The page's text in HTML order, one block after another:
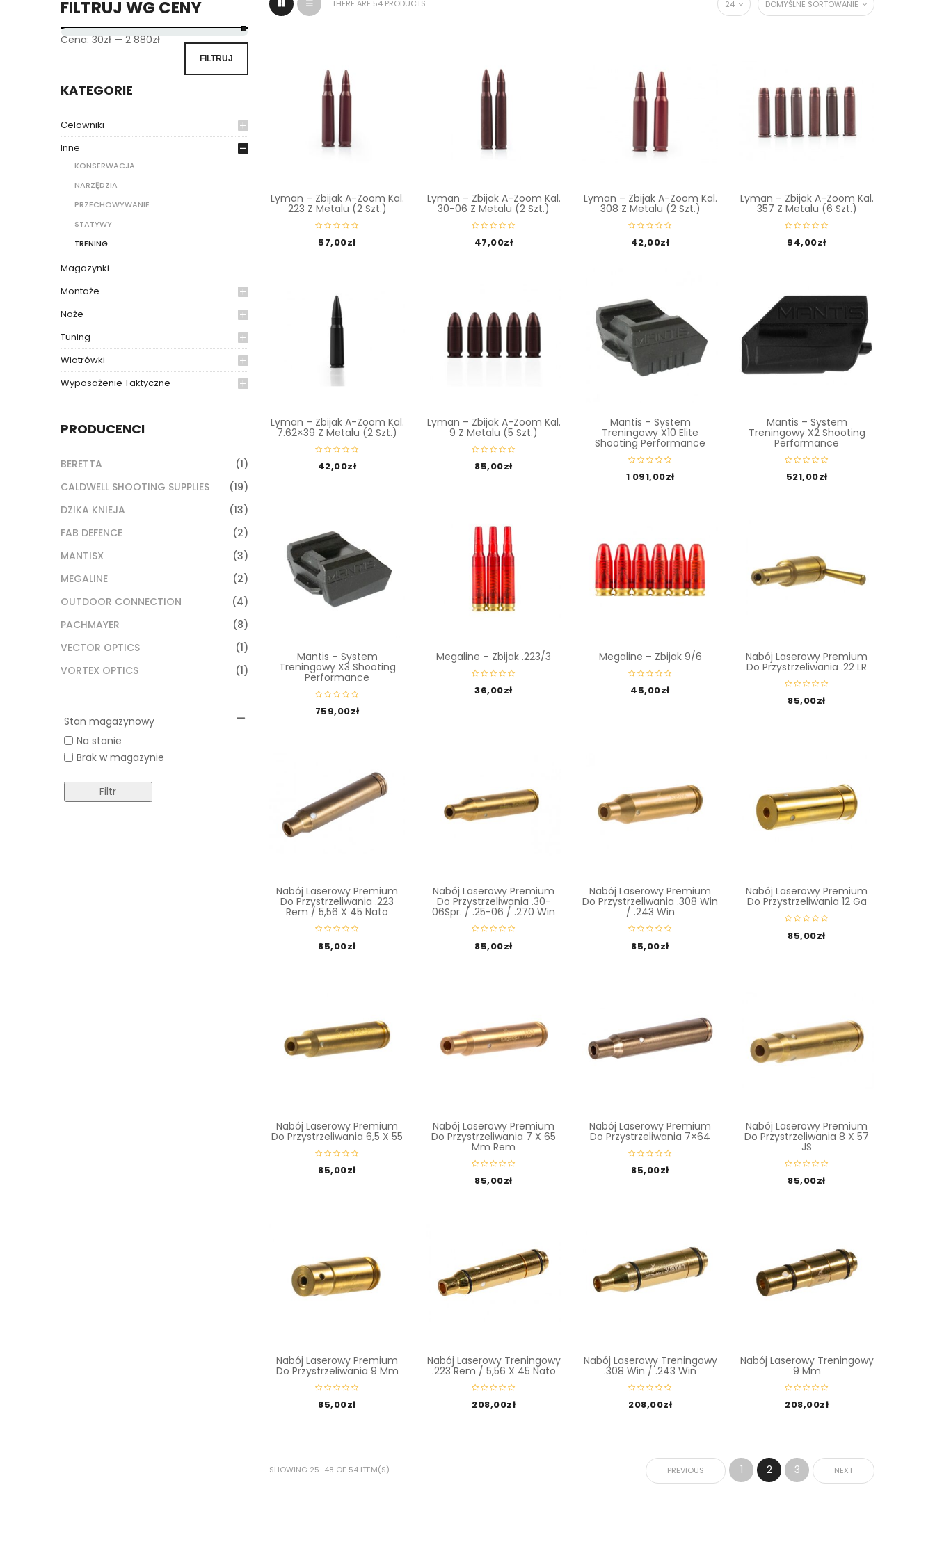
FILTRUJ WG CENY
FILTRUJ
Cena: 30zł — 2 880zł
KATEGORIE
Celowniki
Inne
KONSERWACJA
NARZĘDZIA
PRZECHOWYWANIE
STATYWY
TRENING
Magazynki
Montaże
Noże
Tuning
Wiatrówki
Wyposażenie Taktyczne
PRODUCENCI
BERETTA
(1)
CALDWELL SHOOTING SUPPLIES
(19)
DZIKA KNIEJA
(13)
FAB DEFENCE
(2)
MANTISX
(3)
MEGALINE
(2)
OUTDOOR CONNECTION
(4)
PACHMAYER
(8)
VECTOR OPTICS
(1)
VORTEX OPTICS
(1)
Stan magazynowy
Na stanie
Brak w magazynie
Filtr
THERE ARE 54 PRODUCTS DOMYŚLNE SORTOWANIE
24
Lyman – Zbijak A-Zoom Kal.
223 Z Metalu (2 Szt.)
57,00zł
Lyman – Zbijak A-Zoom Kal.
30-06 Z Metalu (2 Szt.)
47,00zł
Lyman – Zbijak A-Zoom Kal.
308 Z Metalu (2 Szt.)
42,00zł
Lyman – Zbijak A-Zoom Kal.
357 Z Metalu (6 Szt.)
94,00zł
Lyman – Zbijak A-Zoom Kal.
7.62×39 Z Metalu (2 Szt.)
42,00zł
Lyman – Zbijak A-Zoom Kal.
9 Z Metalu (5 Szt.)
85,00zł
Mantis – System
Treningowy X10 Elite
Shooting Performance
1 091,00zł
Mantis – System
Treningowy X2 Shooting
Performance
521,00zł
Mantis – System
Treningowy X3 Shooting
Performance
759,00zł
Megaline – Zbijak .223/3
36,00zł
Megaline – Zbijak 9/6
45,00zł
Nabój Laserowy Premium
Do Przystrzeliwania .22 LR
85,00zł
Nabój Laserowy Premium
Do Przystrzeliwania .223
Rem / 5,56 X 45 Nato
85,00zł
Nabój Laserowy Premium
Do Przystrzeliwania .30-
06Spr. / .25-06 / .270 Win
85,00zł
Nabój Laserowy Premium
Do Przystrzeliwania .308 Win
/ .243 Win
85,00zł
Nabój Laserowy Premium
Do Przystrzeliwania 12 Ga
85,00zł
Nabój Laserowy Premium
Do Przystrzeliwania 6,5 X 55
85,00zł
Nabój Laserowy Premium
Do Przystrzeliwania 7 X 65
Mm Rem
85,00zł
Nabój Laserowy Premium
Do Przystrzeliwania 7×64
85,00zł
Nabój Laserowy Premium
Do Przystrzeliwania 8 X 57
JS
85,00zł
Nabój Laserowy Premium
Do Przystrzeliwania 9 Mm
85,00zł
Nabój Laserowy Treningowy
.223 Rem / 5,56 X 45 Nato
208,00zł
Nabój Laserowy Treningowy
.308 Win / .243 Win
208,00zł
Nabój Laserowy Treningowy
9 Mm
208,00zł
PREVIOUS 1 2 3 NEXT
SHOWING 25–48 OF 54 ITEM(S)